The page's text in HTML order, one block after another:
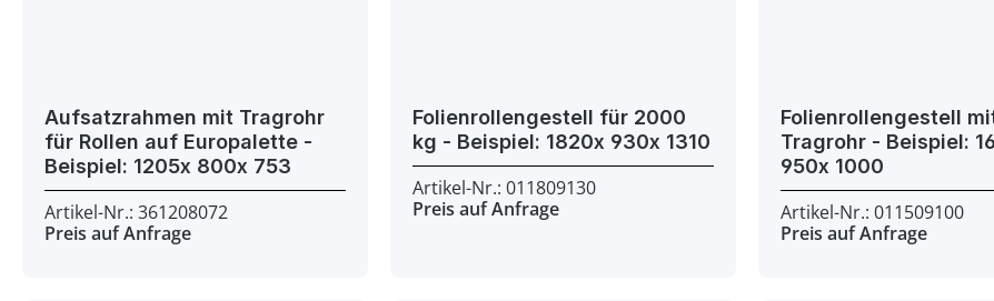
Aufsatzrahmen mit Tragrohr
für Rollen auf Europalette -
Beispiel: 1205x 800x 753
Artikel-Nr.: 361208072
Preis auf Anfrage
Folienrollengestell für 2000
kg - Beispiel: 1820x 930x 1310
Artikel-Nr.: 011809130
Preis auf Anfrage
Folienrollengestell
Tragrohr - Beispiel: 1620x
950x 1000
Artikel-Nr.: 011509100
Preis auf Anfrage